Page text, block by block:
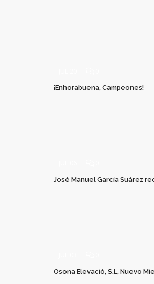
¡Enhorabuena, Campeones!
José Manuel García Suárez
Osona Elevació, S.L, Nuevo